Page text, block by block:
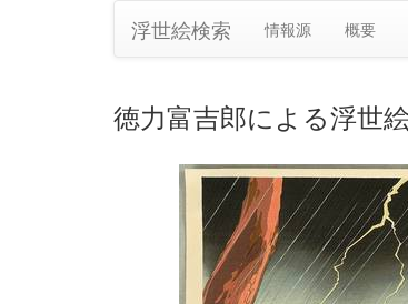
浮世絵検索 情報源 概要
徳力富吉郎による浮世